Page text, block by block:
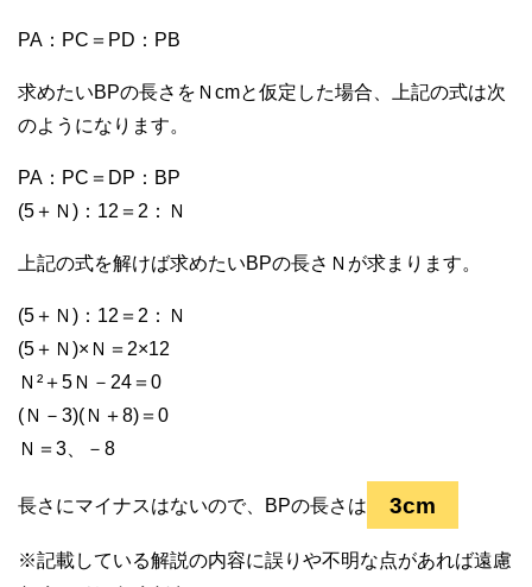
PA：PC＝PD：PB
求めたいBPの長さをＮcmと仮定した場合、上記の式は次
のようになります。
PA：PC＝DP：BP
(5＋Ｎ)：12＝2：Ｎ
上記の式を解けば求めたいBPの長さＮが求まります。
(5＋Ｎ)：12＝2：Ｎ
(5＋Ｎ)×Ｎ＝2×12
Ｎ²＋5Ｎ－24＝0
(Ｎ－3)(Ｎ＋8)＝0
Ｎ＝3、－8
長さにマイナスはないので、BPの長さは 3cm
※記載している解説の内容に誤りや不明な点があれば遠慮